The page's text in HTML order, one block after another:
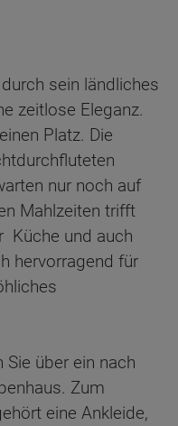
sein ländliches
zeitlose Eleganz.
Platz. Die
nur noch auf
Mahlzeiten trifft
Küche und auch
hervorragend für
über ein nach
Zum
eine Ankleide,